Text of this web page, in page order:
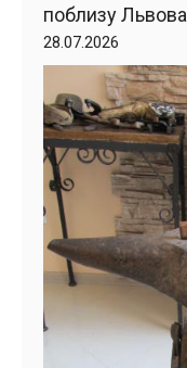
поблизу Львова
28.07.2026